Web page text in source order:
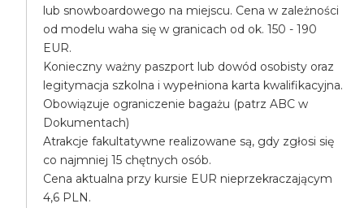
lub snowboardowego na miejscu. Cena w zależności
od modelu waha się w granicach od ok. 150 - 190
EUR.
Konieczny ważny paszport lub dowód osobisty oraz
legitymacja szkolna i wypełniona karta kwalifikacyjna.
Obowiązuje ograniczenie bagażu (patrz ABC w
Dokumentach)
Atrakcje fakultatywne realizowane są, gdy zgłosi się
co najmniej 15 chętnych osób.
Cena aktualna przy kursie EUR nieprzekraczającym
4,6 PLN.